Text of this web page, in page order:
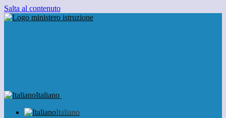
Salta al contenuto
Italiano
Italiano